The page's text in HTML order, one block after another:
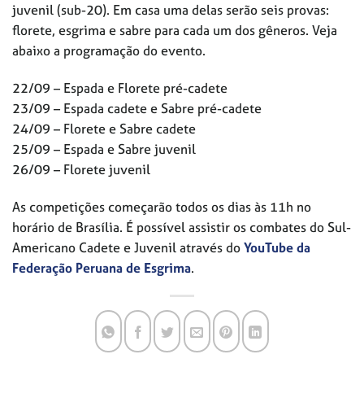
juvenil (sub-20). Em casa uma delas serão seis provas:
florete, esgrima e sabre para cada um dos gêneros. Veja
abaixo a programação do evento.
22/09 – Espada e Florete pré-cadete
23/09 – Espada cadete e Sabre pré-cadete
24/09 – Florete e Sabre cadete
25/09 – Espada e Sabre juvenil
26/09 – Florete juvenil
As competições começarão todos os dias às 11h no
horário de Brasília. É possível assistir os combates do Sul-
Americano Cadete e Juvenil através doYouTube da
Federação Peruana de Esgrima.